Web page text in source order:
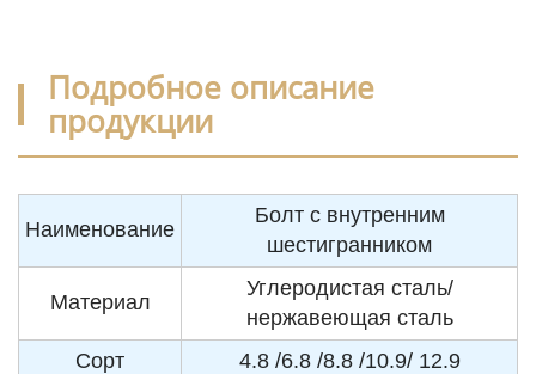
Подробное описание
продукции
Наименование
Болт с внутренним
шестигранником
Материал
Углеродистая сталь/
нержавеющая сталь
Сорт
4.8 /6.8 /8.8 /10.9/ 12.9